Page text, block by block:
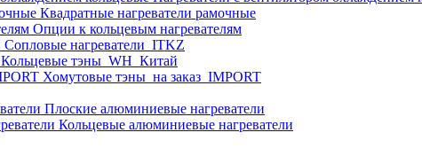
Квадратные нагреватели рамочные
Опции к кольцевым нагревателям
Cопловые нагреватели_ITKZ
Кольцевые тэны_WH_Китай
Хомутовые тэны_на заказ_IMPORT
Плоские алюминиевые нагреватели
Кольцевые алюминиевые нагреватели